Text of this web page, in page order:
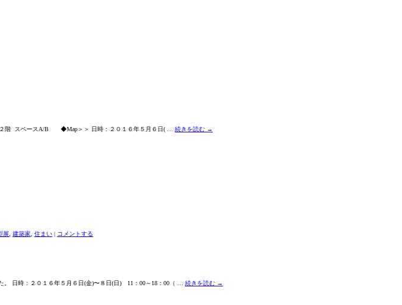
２階 スペースA/B ◆Map＞＞ 日時：２０１６年５月６日( … 続きを読む →
展 建築家 住まい | コメントする
日時：２０１６年５月６日(金)〜８日(日) 11：00～18：00（ … 続きを読む →